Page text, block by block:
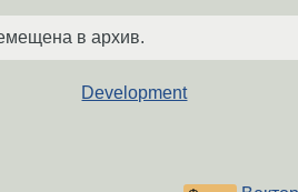
в архив.
Development